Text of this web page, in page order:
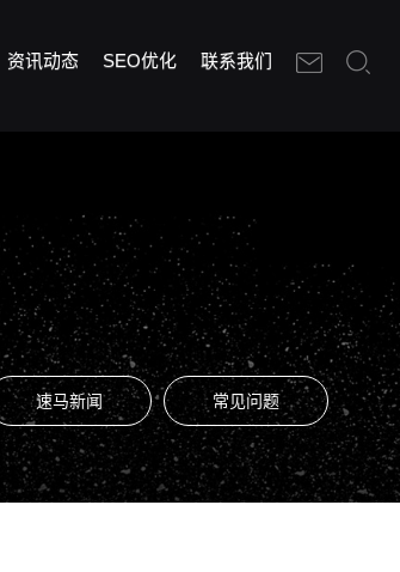
资讯动态 SEO优化 联系我们
速马新闻 常见问题